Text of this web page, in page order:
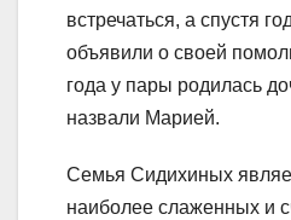
встречаться, а спустя
объявили о своей
года у пары родилась
назвали Марией.
Семья Сидихиных
наиболее слаженных и